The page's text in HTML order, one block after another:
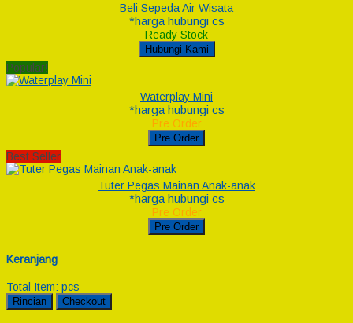
Beli Sepeda Air Wisata
*harga hubungi cs
Ready Stock
Hubungi Kami
Popular!
Waterplay Mini
*harga hubungi cs
Pre Order
Pre Order
Best Seller
Tuter Pegas Mainan Anak-anak
*harga hubungi cs
Pre Order
Pre Order
Keranjang
Total Item: pcs
Rincian Checkout